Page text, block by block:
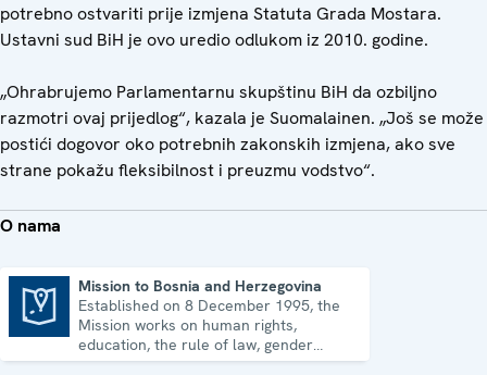
potrebno ostvariti prije izmjena Statuta Grada Mostara.
Ustavni sud BiH je ovo uredio odlukom iz 2010. godine.
„Ohrabrujemo Parlamentarnu skupštinu BiH da ozbiljno
razmotri ovaj prijedlog“, kazala je Suomalainen. „Još se može
postići dogovor oko potrebnih zakonskih izmjena, ako sve
strane pokažu fleksibilnost i preuzmu vodstvo“.
O nama
Mission to Bosnia and Herzegovina
Established on 8 December 1995, the
Mission works on human rights,
education, the rule of law, gender
equality, governance and security co-